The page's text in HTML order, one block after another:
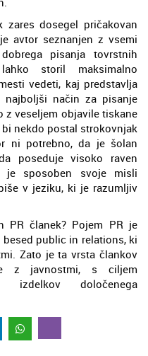
dosegel pričakovan
avtor seznanjen z vsemi
pisanja tovrstnih
storil maksimalno
vedeti, kaj predstavlja
način za pisanje
z veseljem objavile tiskane
nekdo postal strokovnjak
ni potrebno, da je šolan
poseduje visoko raven
je sposoben svoje misli
v jeziku, ki je razumljiv
PR članek? Pojem PR je
public in relations, ki
Zato je ta vrsta člankov
z javnostmi, s ciljem
izdelkov določenega